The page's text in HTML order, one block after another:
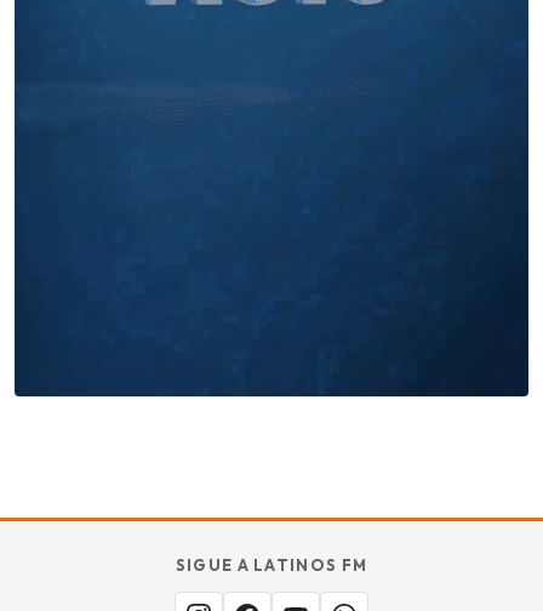
TU SABOR
MERECE
SIGUE A LATINOS FM